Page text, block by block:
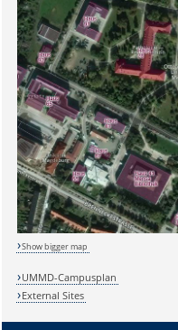
Sicherheitsabfrage:
Show bigger map
UMMD-Campusplan
External Sites